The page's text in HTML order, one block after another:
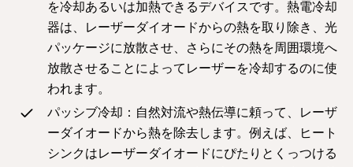
を冷却あるいは加熱できるデバイスです。熱電冷却
器は、レーザーダイオードからの熱を取り除き、光
パッケージに放散させ、さらにその熱を周囲環境へ
放散させることによってレーザーを冷却するのに使
われます。
パッシブ冷却：自然対流や熱伝導に頼って、レーザ
ーダイオードから熱を除去します。例えば、ヒート
シンクはレーザーダイオードにぴたりとくっつける